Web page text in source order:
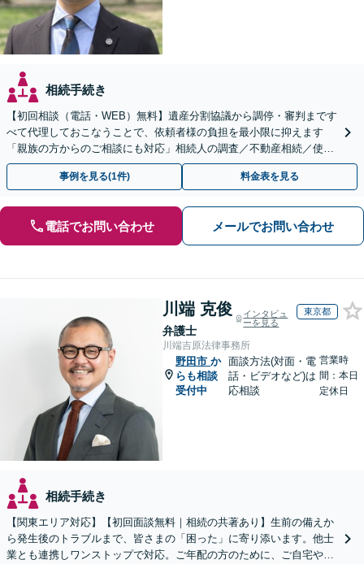
相続手続き
【初回相談（電話・WEB）無料】遺産分割協議から調停・審判まです
べて代理しておこなうことで、依頼者様の負担を最小限に抑えます
「親族の方からのご相談にも対応」相続人の調査／不動産相続／使い
込み【東京都在住以外の方も対応】
事例を見る(1件) 料金表を見る
電話でお問い合わせ メールでお問い合わせ
川端 克俊
弁護士
インタビュ
ーを見る
東京都
川端吉原法律事務所
野田市 か
らも相談
受付中
面談方法(対面・電
話・ビデオなど)は
応相談
営業時
間：本日
定休日
相続手続き
【関東エリア対応】【初回面談無料｜相続の共著あり】生前の備えか
ら発生後のトラブルまで、皆さまの「困った」に寄り添います。他士
業とも連携しワンストップで対応。ご年配の方のために、ご自宅やご